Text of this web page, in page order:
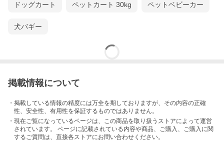
ドッグカート ペットカート 30kg ペットベビーカー
犬バギー
掲載情報について
・掲載している情報の精度には万全を期しておりますが、その内容の正確
性、安全性、有用性を保証するものではありません。
・現在ご覧になっているページは、この商品を取り扱うストアによって運営
されています。 ページに記載されている内容や商品、ご購入 、ご購入に関
するご質問は、直接各ストアにお問い合わせください。